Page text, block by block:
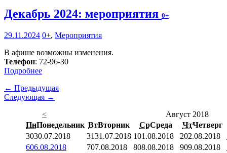
Декабрь 2024: мероприятия 0+
29.11.2024 0+, Мероприятия
В афише возможны изменения.
Телефон: 72-96-30
Подробнее
← Предыдущая
Следующая →
<
Август 2018
ПнПонедельник ВтВторник СрСреда ЧтЧетверг
3030.07.2018 3131.07.2018 101.08.2018 202.08.2018
606.08.2018 707.08.2018 808.08.2018 909.08.2018